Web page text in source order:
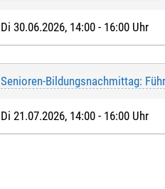
Di 30.06.2026, 14:00 - 16:00 Uhr
Senioren-Bildungsnachmittag:
Di 21.07.2026, 14:00 - 16:00 Uhr